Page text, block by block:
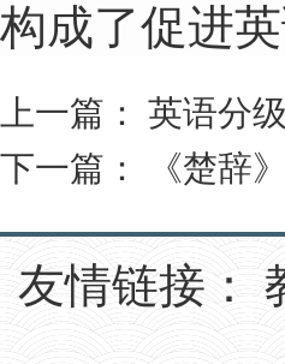
构成了促进
上一篇： 英语分
下一篇：
《楚辞
友情链接：